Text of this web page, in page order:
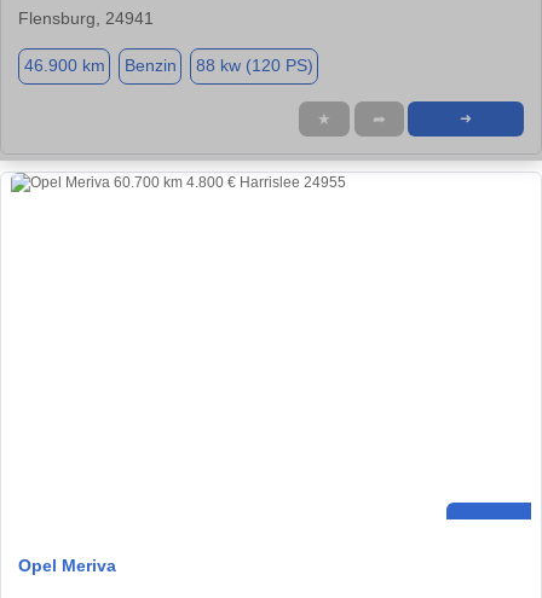
Flensburg, 24941
46.900 km Benzin 88 kw (120 PS)
★ ➦ ➜
Opel Meriva